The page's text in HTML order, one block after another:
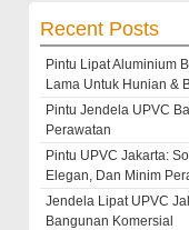
Recent Posts
Pintu Lipat Aluminium
Lama Untuk Hunian &
Pintu Jendela UPVC
Perawatan
Pintu UPVC Jakarta:
Elegan, Dan Minim
Jendela Lipat UPVC
Bangunan Komersial